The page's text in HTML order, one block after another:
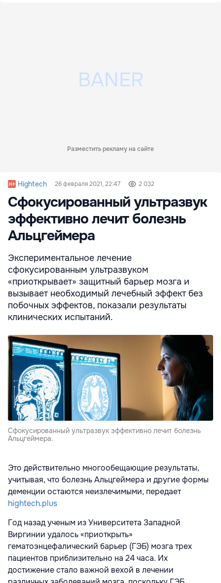
Разместить рекламу на сайте
Hightech 26 февраля 2021, 22:47 2 032
Сфокусированный ультразвук
эффективно лечит болезнь
Альцгеймера
Экспериментальное лечение
сфокусированным ультразвуком
«приоткрывает» защитный барьер мозга и
вызывает необходимый лечебный эффект без
побочных эффектов, показали результаты
клинических испытаний.
Сфокусированный ультразвук эффективно лечит болезнь
Альцгеймера.
Это действительно многообещающие результаты,
учитывая, что болезнь Альцгеймера и другие формы
деменции остаются неизлечимыми, передает
hightech.plus
Год назад ученым из Университета Западной
Виргинии удалось «приоткрыть»
гематоэнцефалический барьер (ГЭБ) мозга трех
пациентов приблизительно на 24 часа. Их
достижение стало важной вехой в лечении